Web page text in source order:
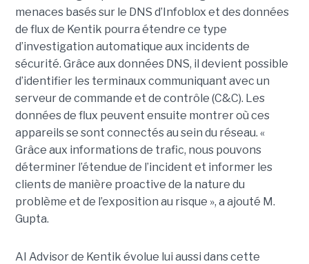
menaces basés sur le DNS d’Infoblox et des données
de flux de Kentik pourra étendre ce type
d’investigation automatique aux incidents de
sécurité. Grâce aux données DNS, il devient possible
d’identifier les terminaux communiquant avec un
serveur de commande et de contrôle (C&C). Les
données de flux peuvent ensuite montrer où ces
appareils se sont connectés au sein du réseau. «
Grâce aux informations de trafic, nous pouvons
déterminer l’étendue de l’incident et informer les
clients de manière proactive de la nature du
problème et de l’exposition au risque », a ajouté M.
Gupta.
AI Advisor de Kentik évolue lui aussi dans cette